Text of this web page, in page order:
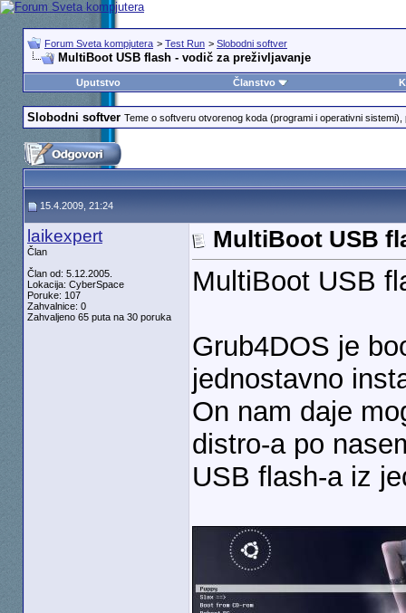
Forum Sveta kompjutera > Test Run > Slobodni softver
MultiBoot USB flash - vodič za preživljavanje
Uputstvo Članstvo
Slobodni softver Teme o softveru otvorenog koda (programi i operativni sistemi),
15.4.2009, 21:24
laikexpert
Član
Član od: 5.12.2005.
Lokacija: CyberSpace
Poruke: 107
Zahvalnice: 0
Zahvaljeno 65 puta na 30 poruka
MultiBoot USB
MultiBoot USB
Grub4DOS je
jednostavno
On nam daje
distro-a po
USB flash-a iz